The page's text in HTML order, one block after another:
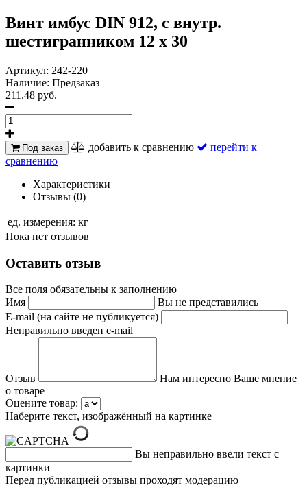
Винт имбус DIN 912, с внутр.
шестигранником 12 х 30
Артикул: 242-220
Наличие: Предзаказ
211.48 руб.
Под заказ добавить к сравнению
перейти к
сравнению
Характеристики
Отзывы (0)
ед. измерения: кг
Пока нет отзывов
Оставить отзыв
Все поля обязательны к заполнению
Имя
Вы не представились
E-mail (на сайте не публикуется)
Неправильно введен e-mail
Отзыв
Нам интересно Ваше мнение
о товаре
Оцените товар:
Наберите текст, изображённый на картинке
Вы неправильно ввели текст с
картинки
Перед публикацией отзывы проходят модерацию